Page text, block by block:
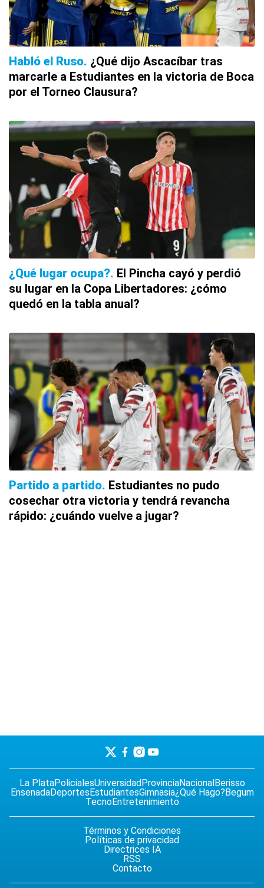
Habló el Ruso ¿Qué dijo Ascacíbar tras
marcarle a Estudiantes en la victoria de Boca
por el Torneo Clausura?
¿Qué lugar ocupa? El Pincha cayó y perdió
su lugar en la Copa Libertadores: ¿cómo
quedó en la tabla anual?
Partido a partido Estudiantes no pudo
cosechar otra victoria y tendrá revancha
rápido: ¿cuándo vuelve a jugar?
La PlataPolicialesUniversidadProvinciaNacionalBerisso
EnsenadaDeportesEstudiantesGimnasia¿Qué Hago?Begum
TecnoEntretenimiento
Términos y Condiciones
Políticas de privacidad
Directrices IA
RSS
Contacto